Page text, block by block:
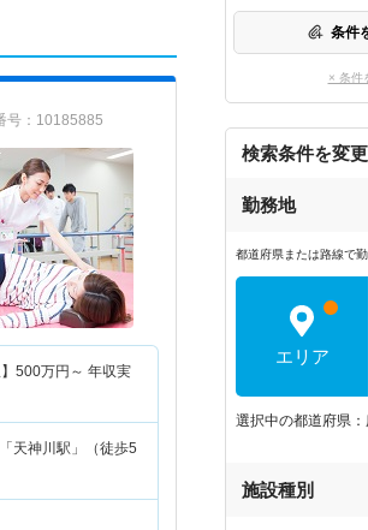
：10185885
500万円～ 年収実
天神川駅」（徒歩5
条件
× 条件
検索条件を変
勤務地
都道府県または路線で
エリア
選択中の都道府県
施設種別